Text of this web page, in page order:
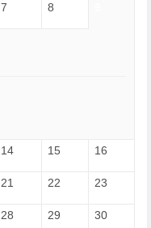
7 8
14 15 16
21 22 23
28 29 30